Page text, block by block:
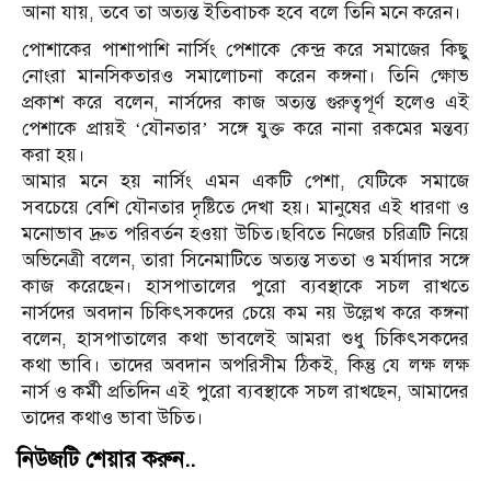
আনা যায়, তবে তা অত্যন্ত ইতিবাচক হবে বলে তিনি মনে করেন।
পোশাকের পাশাপাশি নার্সিং পেশাকে কেন্দ্র করে সমাজের কিছু
নোংরা মানসিকতারও সমালোচনা করেন কঙ্গনা। তিনি ক্ষোভ
প্রকাশ করে বলেন, নার্সদের কাজ অত্যন্ত গুরুত্বপূর্ণ হলেও এই
পেশাকে প্রায়ই ‘যৌনতার’ সঙ্গে যুক্ত করে নানা রকমের মন্তব্য
করা হয়।
আমার মনে হয় নার্সিং এমন একটি পেশা, যেটিকে সমাজে
সবচেয়ে বেশি যৌনতার দৃষ্টিতে দেখা হয়। মানুষের এই ধারণা ও
মনোভাব দ্রুত পরিবর্তন হওয়া উচিত।ছবিতে নিজের চরিত্রটি নিয়ে
অভিনেত্রী বলেন, তারা সিনেমাটিতে অত্যন্ত সততা ও মর্যাদার সঙ্গে
কাজ করেছেন। হাসপাতালের পুরো ব্যবস্থাকে সচল রাখতে
নার্সদের অবদান চিকিৎসকদের চেয়ে কম নয় উল্লেখ করে কঙ্গনা
বলেন, হাসপাতালের কথা ভাবলেই আমরা শুধু চিকিৎসকদের
কথা ভাবি। তাদের অবদান অপরিসীম ঠিকই, কিন্তু যে লক্ষ লক্ষ
নার্স ও কর্মী প্রতিদিন এই পুরো ব্যবস্থাকে সচল রাখছেন, আমাদের
তাদের কথাও ভাবা উচিত।
নিউজটি শেয়ার করুন..